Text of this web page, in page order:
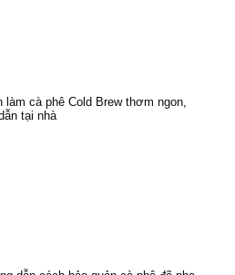
làm cà phê Cold Brew thơm ngon,
tại nhà